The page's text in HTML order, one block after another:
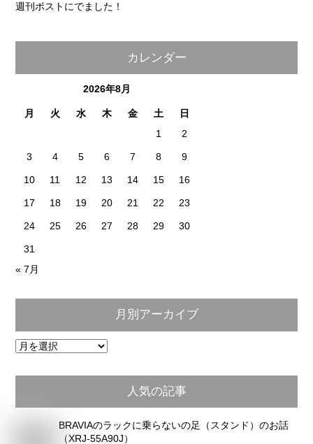
週刊ポストにでました！
カレンダー
2026年8月
月 火 水 木 金 土
日
1
2
3 4 5 6 7 8 9
10 11 12 13 14 15 16
17 18 19 20 21 22 23
24 25 26 27 28 29 30
31
« 7月
月別アーカイブ
月
ア
カ
人気の記事
BRAVIAのラックに乗らないの足（スタンド）のお話
（XRJ-55A90J）